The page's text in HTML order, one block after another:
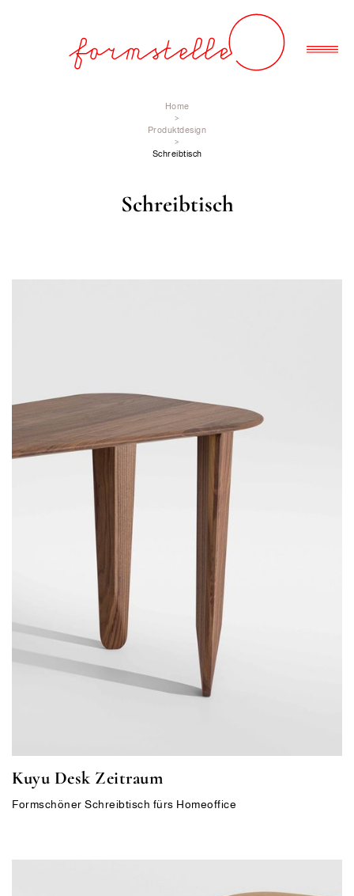
Home
>
Produktdesign
>
Schreibtisch
Schreibtisch
Kuyu Desk Zeitraum
Formschöner Schreibtisch fürs Homeoffice